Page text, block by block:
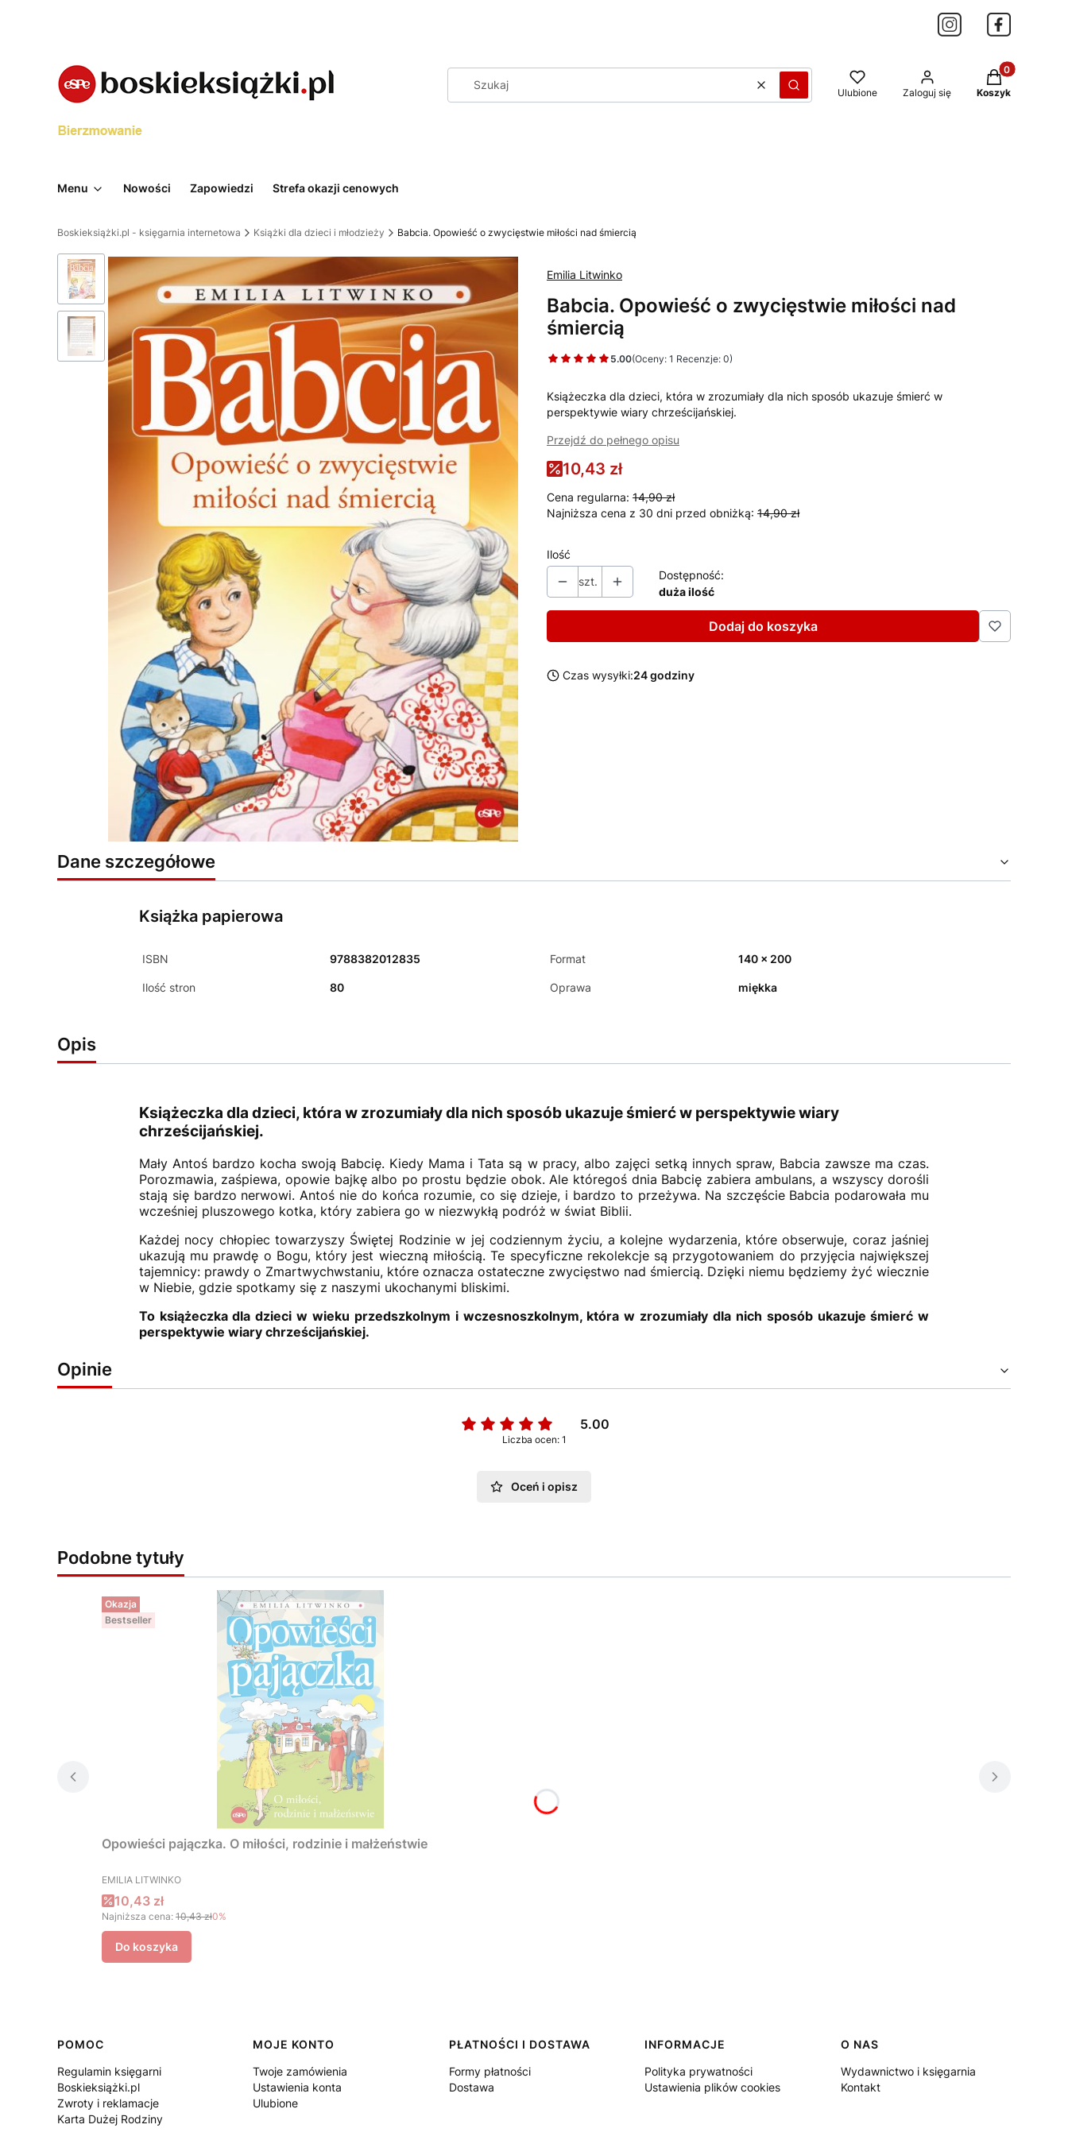
WyczyśćSzukaj Ulubione Zaloguj się
Produkty w
Koszyk
Menu Nowości Zapowiedzi Strefa okazji cenowych
Boskieksiążki.pl - księgarnia internetowa Książki dla dzieci i młodzieży Babcia. Opowieść o zwycięstwie miłości nad śmiercią
Emilia Litwinko
Babcia. Opowieść o zwycięstwie miłości nad
śmiercią
5.00(Oceny: 1 Recenzje: 0)
Książeczka dla dzieci, która w zrozumiały dla nich sposób ukazuje śmierć w
perspektywie wiary chrześcijańskiej.
Przejdź do pełnego opisu
10,43 zł
Cena regularna: 14,90 zł
Najniższa cena z 30 dni przed obniżką: 14,90 zł
Ilość
szt.
Dostępność:
duża ilość
Dodaj do koszyka
Czas wysyłki:24 godziny
Dane szczegółowe
Książka papierowa
ISBN 9788382012835 Format 140 x 200
Ilość stron 80 Oprawa miękka
Opis
Książeczka dla dzieci, która w zrozumiały dla nich sposób ukazuje śmierć w perspektywie wiary
chrześcijańskiej.
Mały Antoś bardzo kocha swoją Babcię. Kiedy Mama i Tata są w pracy, albo zajęci setką innych spraw, Babcia zawsze ma czas.
Porozmawia, zaśpiewa, opowie bajkę albo po prostu będzie obok. Ale któregoś dnia Babcię zabiera ambulans, a wszyscy dorośli
stają się bardzo nerwowi. Antoś nie do końca rozumie, co się dzieje, i bardzo to przeżywa. Na szczęście Babcia podarowała mu
wcześniej pluszowego kotka, który zabiera go w niezwykłą podróż w świat Biblii.
Każdej nocy chłopiec towarzyszy Świętej Rodzinie w jej codziennym życiu, a kolejne wydarzenia, które obserwuje, coraz jaśniej
ukazują mu prawdę o Bogu, który jest wieczną miłością. Te specyficzne rekolekcje są przygotowaniem do przyjęcia największej
tajemnicy: prawdy o Zmartwychwstaniu, które oznacza ostateczne zwycięstwo nad śmiercią. Dzięki niemu będziemy żyć wiecznie
w Niebie, gdzie spotkamy się z naszymi ukochanymi bliskimi.
To książeczka dla dzieci w wieku przedszkolnym i wczesnoszkolnym, która w zrozumiały dla nich sposób ukazuje śmierć w
perspektywie wiary chrześcijańskiej.
Opinie
5.00
Liczba ocen: 1
Oceń i opisz
Podobne tytuły
Okazja
Bestseller
Opowieści pajączka. O miłości, rodzinie i małżeństwie
PRODUCENT
EMILIA LITWINKO
Cena promocyjna
10,43 zł
Najniższa cena: 10,43 zł0%
Do koszyka
Linki w stopce
POMOC
Regulamin księgarni
Boskieksiążki.pl
Zwroty i reklamacje
Karta Dużej Rodziny
MOJE KONTO
Twoje zamówienia
Ustawienia konta
Ulubione
PŁATNOŚCI I DOSTAWA
Formy płatności
Dostawa
INFORMACJE
Polityka prywatności
Ustawienia plików cookies
O NAS
Wydawnictwo i księgarnia
Kontakt